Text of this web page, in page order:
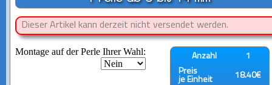
Dieser Artikel kann derzeit nicht versendet werden.
Montage auf der Perle Ihrer Wahl: Anzahl
1
Preis
je Einheit
18.40€